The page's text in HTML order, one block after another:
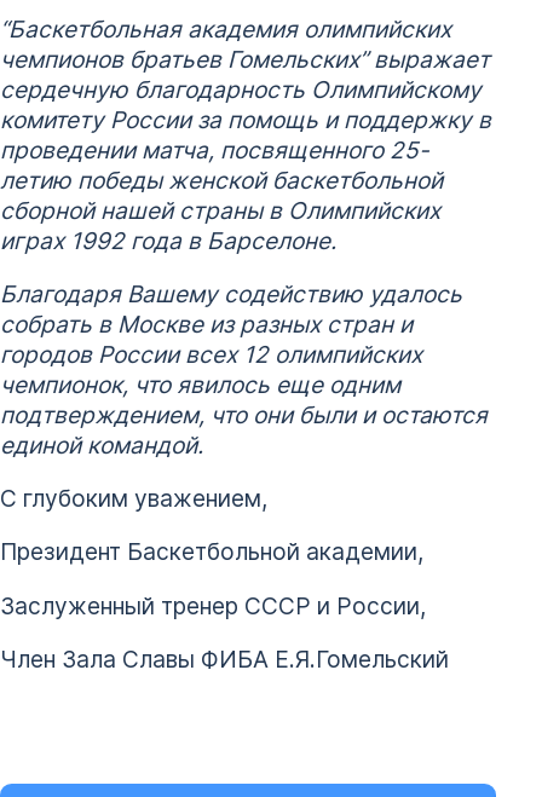
“Баскетбольная академия олимпийских
чемпионов братьев Гомельских” выражает
сердечную благодарность Олимпийскому
комитету России за помощь и поддержку в
проведении матча, посвященного 25-
летию победы женской баскетбольной
сборной нашей страны в Олимпийских
играх 1992 года в Барселоне.
Благодаря Вашему содействию удалось
собрать в Москве из разных стран и
городов России всех 12 олимпийских
чемпионок, что явилось еще одним
подтверждением, что они были и остаются
единой командой.
С глубоким уважением,
Президент Баскетбольной академии,
Заслуженный тренер СССР и России,
Член Зала Славы ФИБА Е.Я.Гомельский